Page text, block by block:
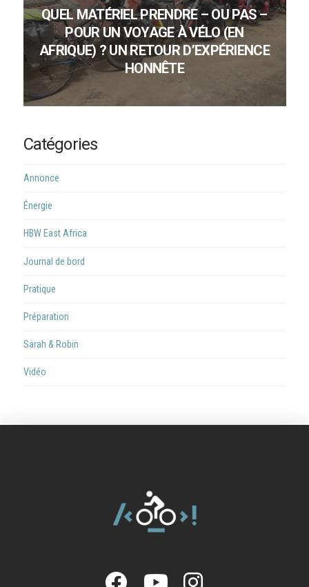
QUEL MATÉRIEL PRENDRE – OU PAS –
POUR UN VOYAGE À VÉLO (EN
AFRIQUE) ? UN RETOUR D’EXPÉRIENCE
HONNÊTE
Catégories
Annonce
Énergie
HBW East Africa
Journal de bord
Pratique
Préparation
Sarah & Robin
Vidéo